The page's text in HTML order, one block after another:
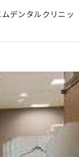
デンタルクリニッ